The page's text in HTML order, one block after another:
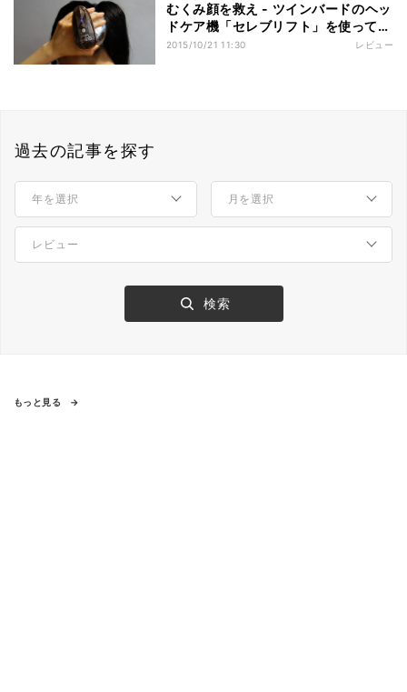
むくみ顔を救え - ツインバードのヘッ
ドケア機「セレブリフト」を使ってみ
た
2015/10/21 11:30 レビュー
過去の記事を探す
もっと見る